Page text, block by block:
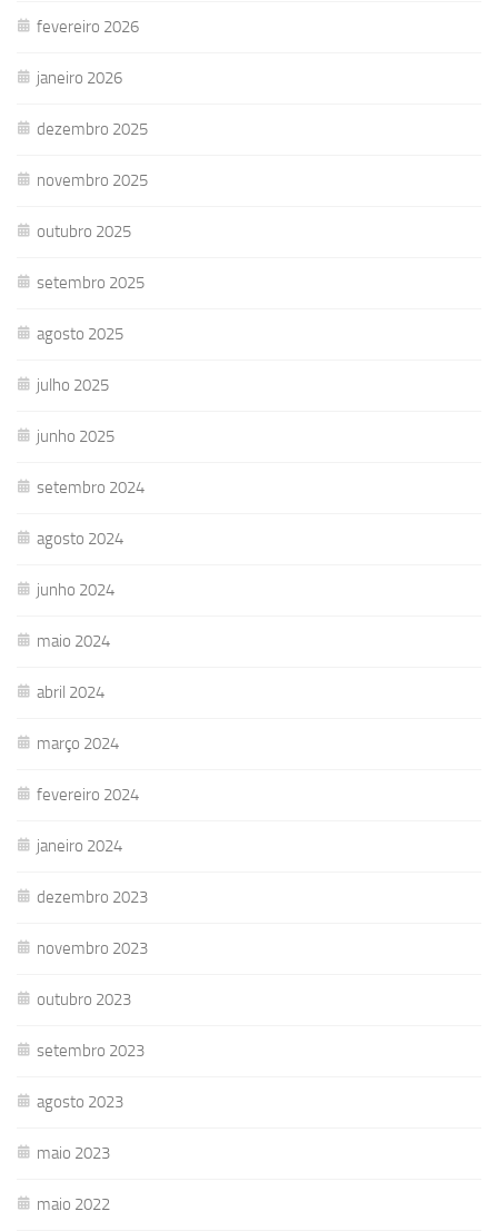
fevereiro 2026
janeiro 2026
dezembro 2025
novembro 2025
outubro 2025
setembro 2025
agosto 2025
julho 2025
junho 2025
setembro 2024
agosto 2024
junho 2024
maio 2024
abril 2024
março 2024
fevereiro 2024
janeiro 2024
dezembro 2023
novembro 2023
outubro 2023
setembro 2023
agosto 2023
maio 2023
maio 2022